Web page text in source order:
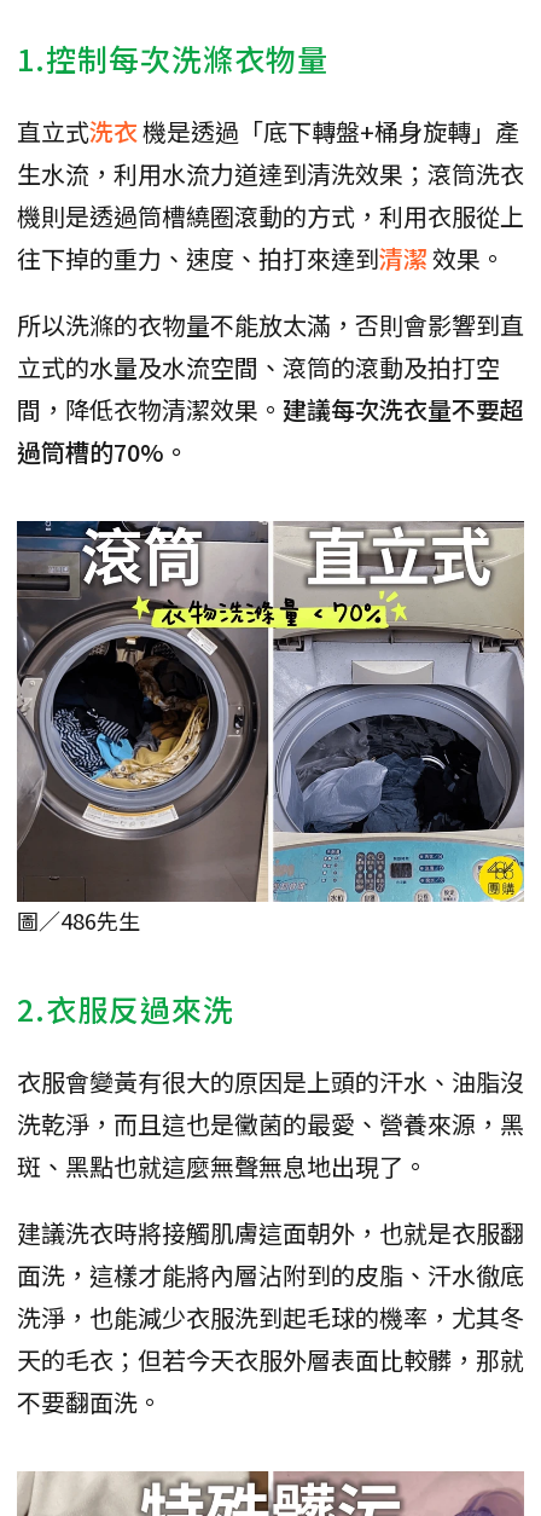
1.控制每次洗滌衣物量
直立式洗衣機是透過「底下轉盤+桶身旋轉」產
生水流，利用水流力道達到清洗效果；滾筒洗衣
機則是透過筒槽繞圈滾動的方式，利用衣服從上
往下掉的重力、速度、拍打來達到清潔效果。
所以洗滌的衣物量不能放太滿，否則會影響到直
立式的水量及水流空間、滾筒的滾動及拍打空
間，降低衣物清潔效果。 建議每次洗衣量不要超
過筒槽的70%。
圖／486先生
2.衣服反過來洗
衣服會變黃有很大的原因是上頭的汗水、油脂沒
洗乾淨，而且這也是黴菌的最愛、營養來源，黑
斑、黑點也就這麼無聲無息地出現了。
建議洗衣時將接觸肌膚這面朝外，也就是衣服翻
面洗，這樣才能將內層沾附到的皮脂、汗水徹底
洗淨，也能減少衣服洗到起毛球的機率，尤其冬
天的毛衣；但若今天衣服外層表面比較髒，那就
不要翻面洗。